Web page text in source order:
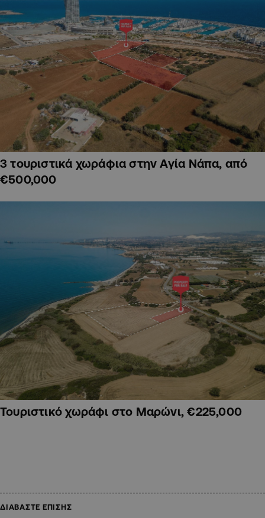
3 τουριστικά χωράφια στην Αγία Νάπα, από
€500,000
Τουριστικό χωράφι στο Μαρώνι, €225,000
ΔΙΑΒΑΣΤΕ ΕΠΙΣΗΣ